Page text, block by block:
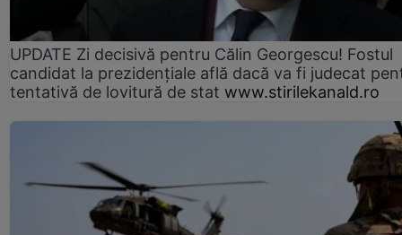
UPDATE Zi decisivă pentru Călin Georgescu! Fostul
candidat la prezidențiale află dacă va fi judecat
tentativă de lovitură de stat www.stirilekanald.ro